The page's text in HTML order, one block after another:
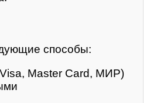
способы:
Master Card, МИР)